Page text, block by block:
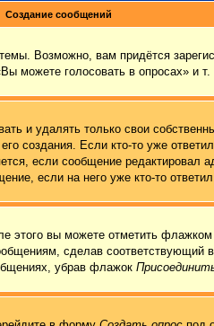
Создание сообщений
Возможно, вам придётся
можете голосовать в опросах» и т.
и удалять только свои
создания. Если кто-то уже
если сообщение
если на него уже кто-то
этого вы можете отметить флажком
сделав соответствующий
убрав флажок